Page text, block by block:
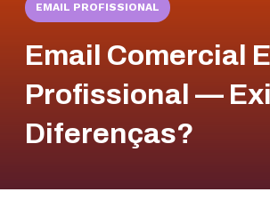
EMAIL PROFISSIONAL
Email Comercial E
Profissional —
Diferenças?